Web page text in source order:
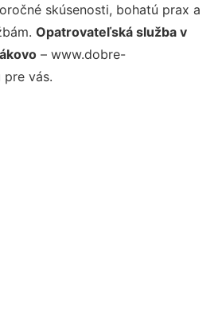
skúsenosti, bohatú prax a
Opatrovateľská služba v
– www.dobre-
vás.